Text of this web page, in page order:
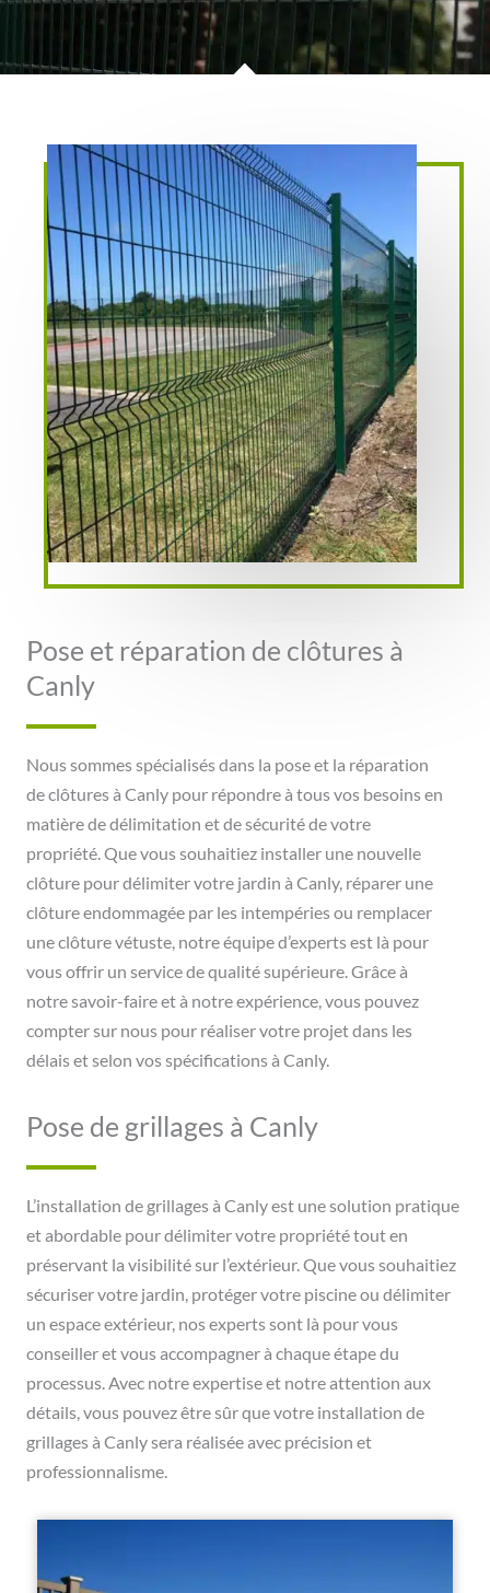
Pose et réparation de clôtures à
Canly
Nous sommes spécialisés dans la pose et la réparation
de clôtures à Canly pour répondre à tous vos besoins en
matière de délimitation et de sécurité de votre
propriété. Que vous souhaitiez installer une nouvelle
clôture pour délimiter votre jardin à Canly, réparer une
clôture endommagée par les intempéries ou remplacer
une clôture vétuste, notre équipe d’experts est là pour
vous offrir un service de qualité supérieure. Grâce à
notre savoir-faire et à notre expérience, vous pouvez
compter sur nous pour réaliser votre projet dans les
délais et selon vos spécifications à Canly.
Pose de grillages à Canly
L’installation de grillages à Canly est une solution pratique
et abordable pour délimiter votre propriété tout en
préservant la visibilité sur l’extérieur. Que vous souhaitiez
sécuriser votre jardin, protéger votre piscine ou délimiter
un espace extérieur, nos experts sont là pour vous
conseiller et vous accompagner à chaque étape du
processus. Avec notre expertise et notre attention aux
détails, vous pouvez être sûr que votre installation de
grillages à Canly sera réalisée avec précision et
professionnalisme.